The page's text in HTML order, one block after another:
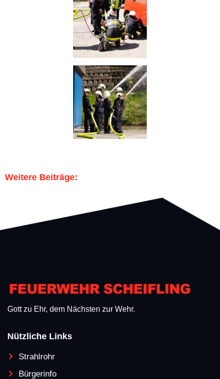
Weitere Beiträge:
Gott zu Ehr, dem Nächsten zur Wehr.
Nützliche Links
Strahlrohr
Bürgerinfo